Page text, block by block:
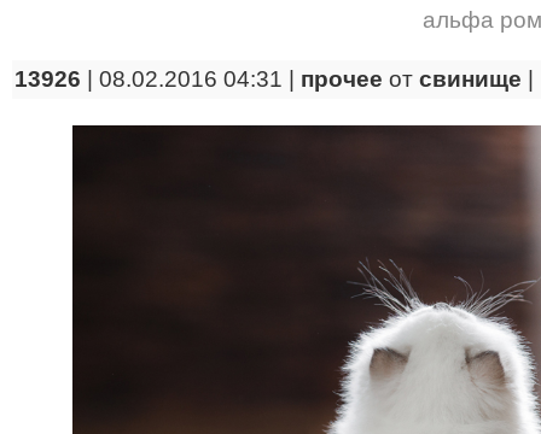
альфа
13926 | 08.02.2016 04:31 | прочее от свинище